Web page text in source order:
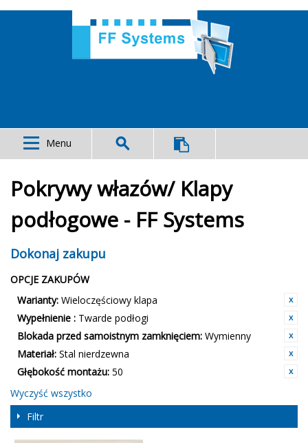
Menu
Pokrywy włazów/ Klapy
podłogowe - FF Systems
Dokonaj zakupu
OPCJE ZAKUPÓW
Warianty: Wieloczęściowy klapa
Wypełnienie : Twarde podłogi
Blokada przed samoistnym zamknięciem: Wymienny
Materiał: Stal nierdzewna
Głębokość montażu: 50
Wyczyść wszystko
Filtr